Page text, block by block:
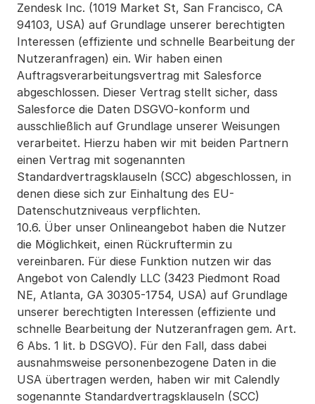
Zendesk Inc. (1019 Market St, San Francisco, CA
94103, USA) auf Grundlage unserer berechtigten
Interessen (effiziente und schnelle Bearbeitung der
Nutzeranfragen) ein. Wir haben einen
Auftragsverarbeitungsvertrag mit Salesforce
abgeschlossen. Dieser Vertrag stellt sicher, dass
Salesforce die Daten DSGVO-konform und
ausschließlich auf Grundlage unserer Weisungen
verarbeitet. Hierzu haben wir mit beiden Partnern
einen Vertrag mit sogenannten
Standardvertragsklauseln (SCC) abgeschlossen, in
denen diese sich zur Einhaltung des EU-
Datenschutzniveaus verpflichten.
10.6. Über unser Onlineangebot haben die Nutzer
die Möglichkeit, einen Rückruftermin zu
vereinbaren. Für diese Funktion nutzen wir das
Angebot von Calendly LLC (3423 Piedmont Road
NE, Atlanta, GA 30305-1754, USA) auf Grundlage
unserer berechtigten Interessen (effiziente und
schnelle Bearbeitung der Nutzeranfragen gem. Art.
6 Abs. 1 lit. b DSGVO). Für den Fall, dass dabei
ausnahmsweise personenbezogene Daten in die
USA übertragen werden, haben wir mit Calendly
sogenannte Standardvertragsklauseln (SCC)